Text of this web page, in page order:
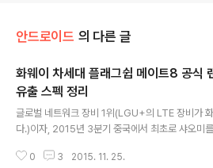
안드로이드 의 다른 글
화웨이 차세대 플래그쉽 메이트8 공식
유출 스펙 정리
글로벌 네트워크 장비 1위(LGU+의 LTE 장비가 화
다.)이자, 2015년 3분기 중국에서 최초로 샤오미
차세대 플래그쉽 메이트 8(Mate 8) 랜더와 디테일
0 3 2015. 11. 25.